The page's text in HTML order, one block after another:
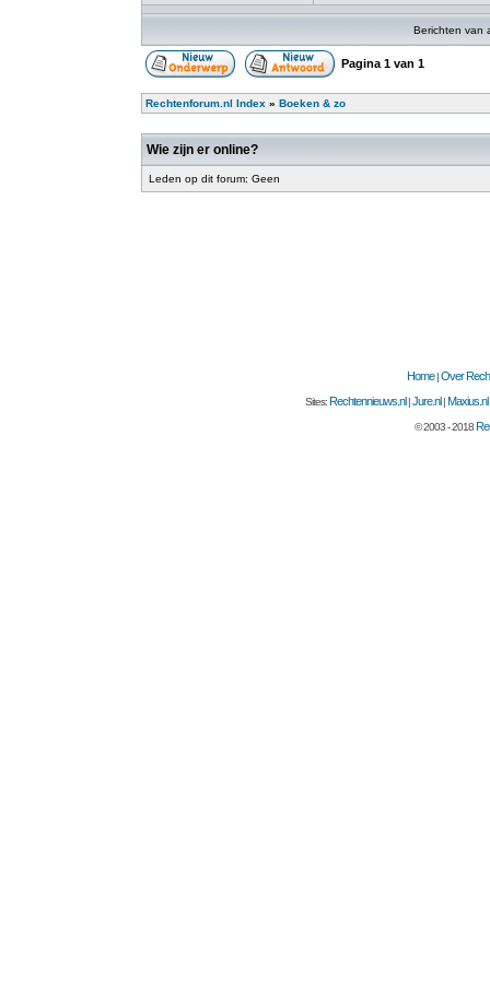
Berichten van
Pagina 1 van 1
Rechtenforum.nl Index » Boeken & zo
Wie zijn er online?
Leden op dit forum: Geen
Home|Over
Sites:Rechtennieuws.nl |Jure.nl |Maxius.nl
© 2003 - 2018